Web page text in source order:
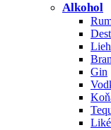
Alkohol
Gin